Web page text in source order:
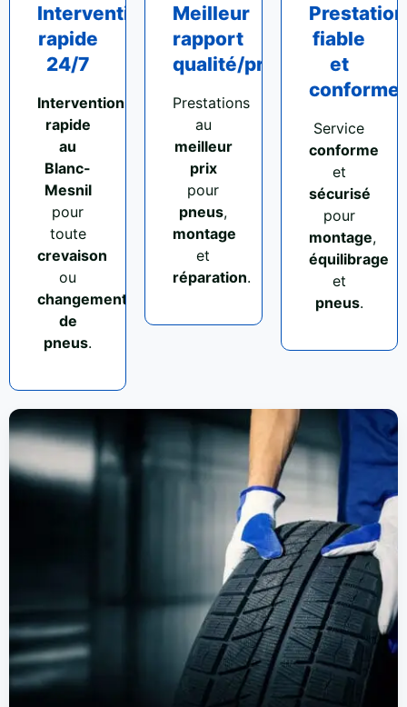
Intervention
rapide
24/7
Intervention
rapide
au
Blanc-
Mesnil
pour
toute
crevaison
ou
changement
de
pneus.
Meilleur
rapport
qualité/prix
Prestations
au
meilleur
prix
pour
pneus,
montage
et
réparation.
Prestation
fiable
et
conforme
Service
conforme
et
sécurisé
pour
montage,
équilibrage
et
pneus.